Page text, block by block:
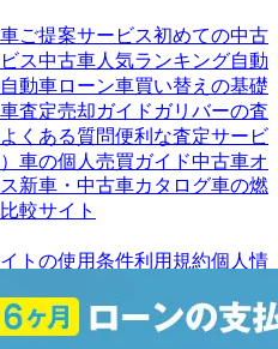
ご提案サービス初めての中古
ス中古車人気ランキング自動
動車ローン車買い替えの基礎
車査定売却ガイド ガリバーの査
くある質問便利な査定サービ
車の個人売買ガイド中古車オ
新車・中古車カタログ車の燃
較サイト
トの使用条件利用規約個人情
パートナー募集お客様の声会